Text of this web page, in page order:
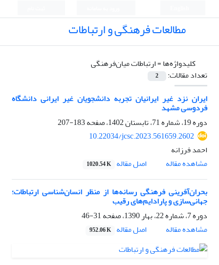
مطالعات فرهنگی و ارتباطات
کلیدواژه‌ها =ارتباطات میان‌فرهنگی
تعداد مقالات:
2
ایران نزد غیر ایرانیان تجربه دانشجویان غیر ایرانی دانشگاه
فردوسی مشهد
دوره 19، شماره 71، تابستان 1402، صفحه
183-207
10.22034/jcsc.2023.561659.2602
احمد فرزانه
مشاهده مقاله
اصل مقاله 1020.54 K
بحران‌آفرینی فرهنگی رسانه‌ها از منظر انسان‌شناسی ارتباطات؛
جهانی‌سازی و پارادایم‌های رقیب
دوره 7، شماره 22، بهار 1390، صفحه
31-46
مشاهده مقاله
اصل مقاله 952.06 K